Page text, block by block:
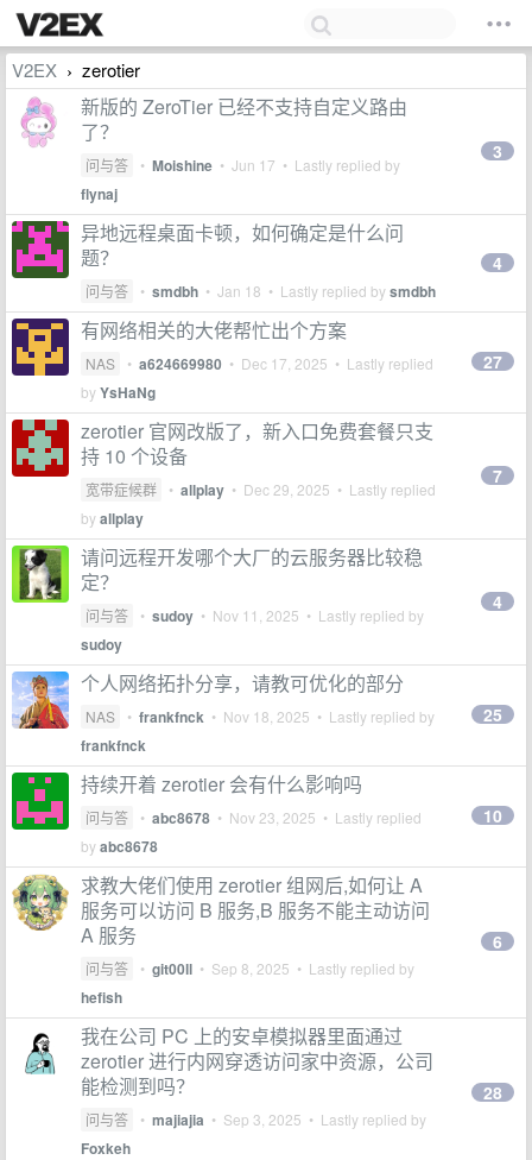
V2EX › zerotier
新版的 ZeroTier 已经不支持自定义路由
了？
问与答 • Moishine • Jun 17 • Lastly replied by
flynaj
3
异地远程桌面卡顿，如何确定是什么问
题？
问与答 • smdbh • Jan 18 • Lastly replied bysmdbh
4
有网络相关的大佬帮忙出个方案
NAS • a624669980 • Dec 17, 2025 • Lastly replied
byYsHaNg
27
zerotier 官网改版了，新入口免费套餐只支
持 10 个设备
宽带症候群 • allplay • Dec 29, 2025 • Lastly replied
byallplay
7
请问远程开发哪个大厂的云服务器比较稳
定？
问与答 • sudoy • Nov 11, 2025 • Lastly replied by
sudoy
4
个人网络拓扑分享，请教可优化的部分
NAS • frankfnck • Nov 18, 2025 • Lastly replied by
frankfnck
25
持续开着 zerotier 会有什么影响吗
问与答 • abc8678 • Nov 23, 2025 • Lastly replied
byabc8678
10
求教大佬们使用 zerotier 组网后,如何让 A
服务可以访问 B 服务,B 服务不能主动访问
A 服务
问与答 • git00ll • Sep 8, 2025 • Lastly replied by
hefish
6
我在公司 PC 上的安卓模拟器里面通过
zerotier 进行内网穿透访问家中资源，公司
能检测到吗？
问与答 • majiajia • Sep 3, 2025 • Lastly replied by
Foxkeh
28